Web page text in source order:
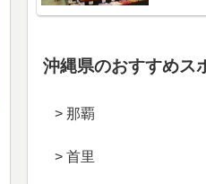
沖縄県のおすすめス
> 那覇
> 首里